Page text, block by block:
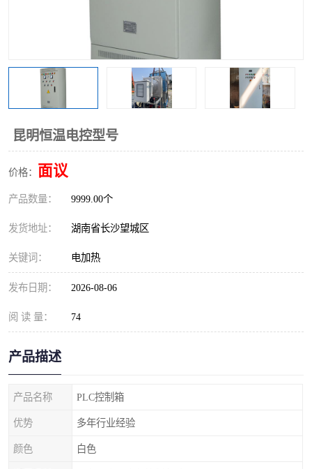
昆明恒温电控型号
价格： 面议
产品数量： 9999.00个
发货地址： 湖南省长沙望城区
关键词： 电加热
发布日期： 2026-08-06
阅 读 量： 74
产品描述
产品名称 PLC控制箱
优势 多年行业经验
颜色 白色